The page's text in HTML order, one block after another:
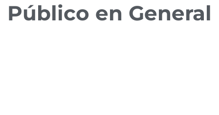
Público en General